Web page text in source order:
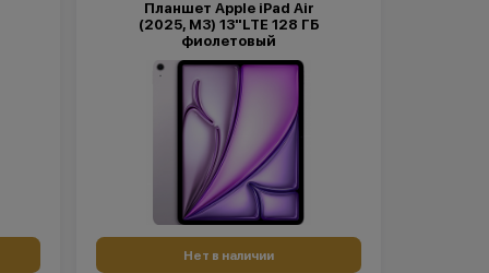
Планшет Apple iPad Air
(2025, M3) 13"LTE 128 ГБ
фиолетовый
Нет в наличии